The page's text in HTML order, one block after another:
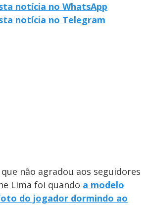
notícia no WhatsApp
notícia no Telegram
não agradou aos seguidores
Lima foi quando a modelo
do jogador dormindo ao